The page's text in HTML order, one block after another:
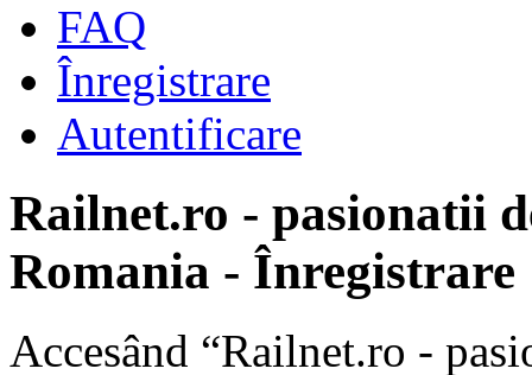
FAQ
Înregistrare
Autentificare
Railnet.ro - pasionatii
Romania - Înregistrare
Accesând “Railnet.ro -